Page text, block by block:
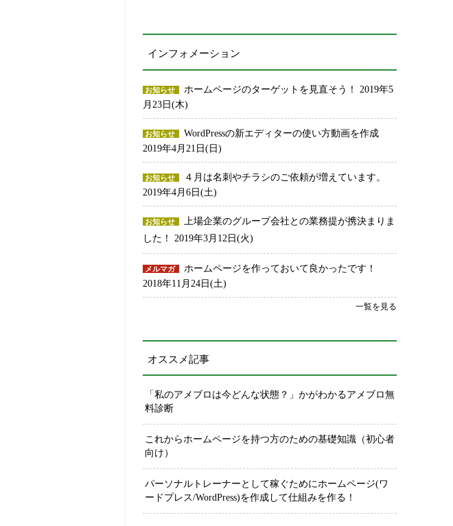
インフォメーション
お知らせ ホームページのターゲットを見直そう！ 2019年5
月23日(木)
お知らせ
WordPressの新エディターの使い方動画を作成
2019年4月21日(日)
お知らせ
４月は名刺やチラシのご依頼が増えています。
2019年4月6日(土)
お知らせ
上場企業のグループ会社との業務提が携決まりま
した！ 2019年3月12日(火)
メルマガ
ホームページを作っておいて良かったです！
2018年11月24日(土)
一覧を見る
オススメ記事
「私のアメブロは今どんな状態？」かがわかるアメブロ無
料診断
これからホームページを持つ方のための基礎知識（初心者
向け）
パーソナルトレーナーとして稼ぐためにホームページ(ワ
ードプレス/WordPress)を作成して仕組みを作る！